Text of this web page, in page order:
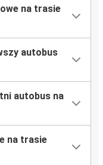
na trasie
autobus
autobus na
na trasie